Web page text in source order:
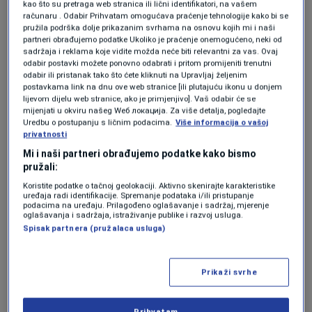
Pokazalo se da je ta odluka potpuno
promijenila njen život. Dok je kao fudbalerka
zarađivala oko50.000 dolara godišnje, danas,
prema navodima britanskih medija, ostvaruje
prihode od približno1,5 miliona eura godišnje
ZMAJEVI I SP
NOGOMET|2. jun.
BBC oduševljen Dubiozom: "I am from
Bosnia" mijenja Shakirinu pjesmu?
Vjetar u leđa "Zmajeva": Ponajbolji
igrač Kanade (ne)će igrati protiv BiH
NOGOMET|2. jun.
kao što su pretraga web stranica ili lični identifikatori, na vašem
računaru . Odabir Prihvatam omogućava praćenje tehnologije kako bi se
pružila podrška dolje prikazanim svrhama na osnovu kojih mi i naši
partneri obrađujemo podatke Ukoliko je praćenje onemogućeno, neki od
sadržaja i reklama koje vidite možda neće biti relevantni za vas. Ovaj
odabir postavki možete ponovno odabrati i pritom promijeniti trenutni
odabir ili pristanak tako što ćete kliknuti na Upravljaj željenim
postavkama link na dnu ove web stranice [ili plutajuću ikonu u donjem
lijevom dijelu web stranice, ako je primjenjivo]. Vaš odabir će se
mijenjati u okviru našeg Wеб локација. Za više detalja, pogledajte
Uredbu o postupanju s ličnim podacima. Više informacija o vašoj
privatnosti
Mi i naši partneri obrađujemo podatke kako bismo
pružali:
Koristite podatke o tačnoj geolokaciji. Aktivno skenirajte karakteristike
uređaja radi identifikacije. Spremanje podataka i/ili pristupanje
podacima na uređaju. Prilagođeno oglašavanje i sadržaj, mjerenje
oglašavanja i sadržaja, istraživanje publike i razvoj usluga.
Spisak partnera (pružalaca usluga)
Prikaži svrhe